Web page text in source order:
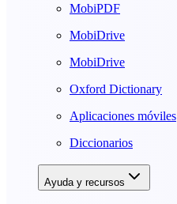
MobiPDF
MobiDrive
MobiDrive
Oxford Dictionary
Aplicaciones móviles
Diccionarios
Ayuda y recursos